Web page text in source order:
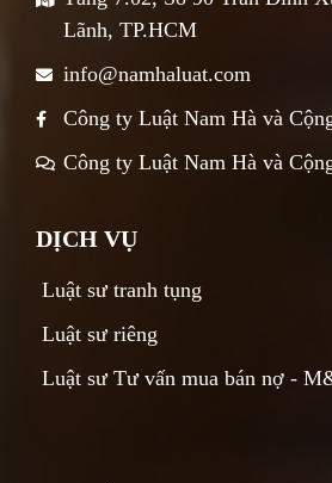
Lãnh, TP.HCM
info@namhaluat.com
Công ty Luật Nam Hà và
Công ty Luật Nam Hà và
DỊCH VỤ
Luật sư tranh tụng
Luật sư riêng
Luật sư Tư vấn mua bán nợ -